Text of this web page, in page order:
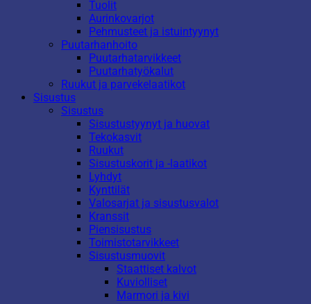
Tuolit
Aurinkovarjot
Pehmusteet ja istuintyynyt
Puutarhanhoito
Puutarhatarvikkeet
Puutarhatyökalut
Ruukut ja parvekelaatikot
Sisustus
Sisustus
Sisustustyynyt ja huovat
Tekokasvit
Ruukut
Sisustuskorit ja -laatikot
Lyhdyt
Kynttilät
Valosarjat ja sisustusvalot
Kranssit
Piensisustus
Toimistotarvikkeet
Sisustusmuovit
Staattiset kalvot
Kuviolliset
Marmori ja kivi